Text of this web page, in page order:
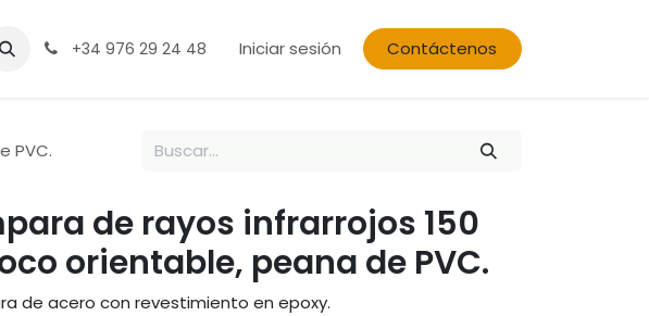
+34 976 29 24 48 Iniciar sesión Contáctenos
PVC.
de rayos infrarrojos 150
orientable, peana de PVC.
de acero con revestimiento en epoxy.